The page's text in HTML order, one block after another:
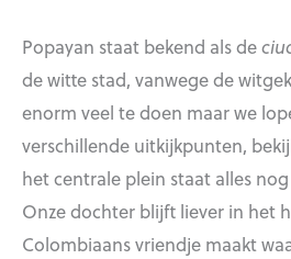
Popayan staat bekend als de
de witte stad, vanwege de
enorm veel te doen maar we
verschillende uitkijkpunten,
het centrale plein staat alles
Onze dochter blijft liever in het
Colombiaans vriendje maakt